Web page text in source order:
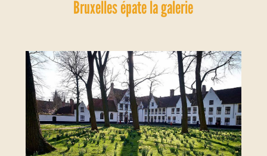
Bruxelles épate la galerie